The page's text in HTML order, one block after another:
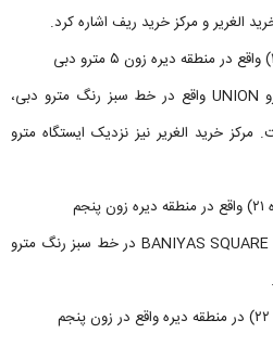
الغریر و مرکز خرید ریف اشاره کرد.
مهم‌ترین اماکن نزدیک ایستگاه مترو UNION واقع در خط سبز رنگ مترو دبی،
خرید الغریر نیز نزدیک ایستگاه مترو
مهم‌ترین مکان نزدیک ایستگاه مترو BANIYAS SQUARE در خط سبز رنگ مترو